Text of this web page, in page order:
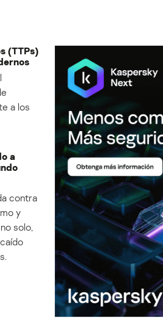
(TTPs)
a los
a
contra
y
solo,